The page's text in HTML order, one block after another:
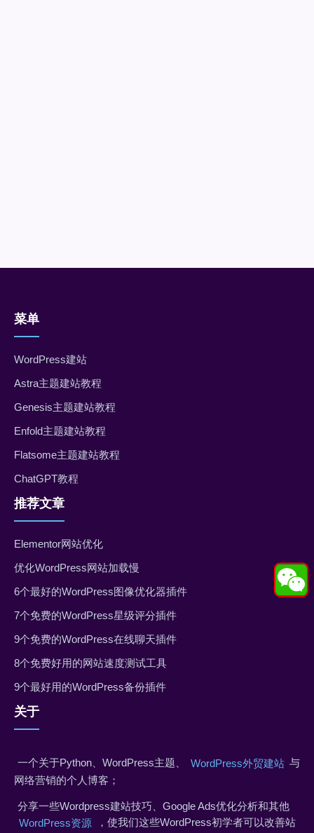
菜单
WordPress建站
Astra主题建站教程
Genesis主题建站教程
Enfold主题建站教程
Flatsome主题建站教程
ChatGPT教程
推荐文章
Elementor网站优化
优化WordPress网站加载慢
6个最好的WordPress图像优化器插件
7个免费的WordPress星级评分插件
9个免费的WordPress在线聊天插件
8个免费好用的网站速度测试工具
9个最好用的WordPress备份插件
关于
一个关于Python、WordPress主题、 WordPress外贸建站 与
网络营销的个人博客；
分享一些Wordpress建站技巧、Google Ads优化分析和其他
WordPress资源
，使我们这些WordPress初学者可以改善站